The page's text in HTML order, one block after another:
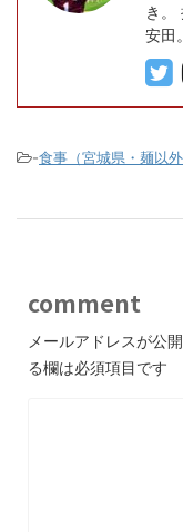
き。
安田。
-食事（宮城県・麺以外
comment
メールアドレスが公
る欄は必須項目です